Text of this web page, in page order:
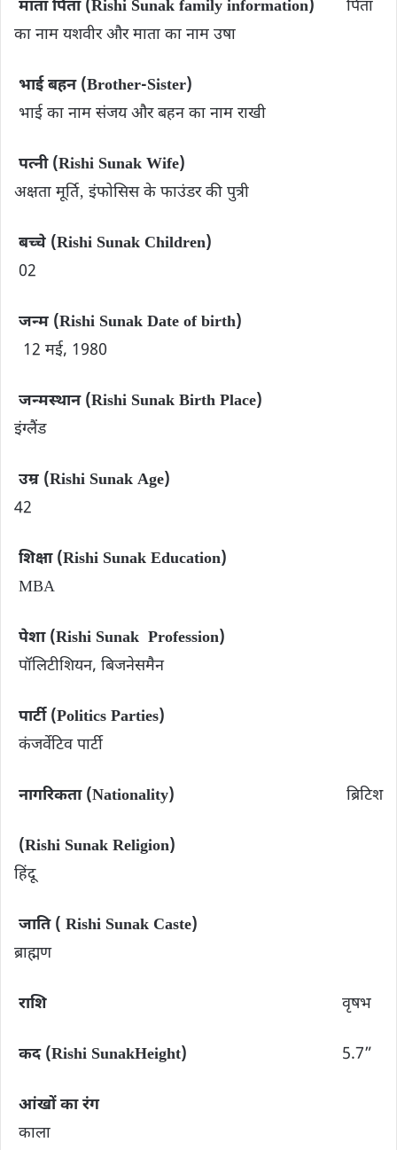
माता पिता (Rishi Sunak family information)
पिता
का नाम यशवीर और माता का नाम उषा
भाई बहन (Brother-Sister)
भाई का नाम संजय और बहन का नाम राखी
पत्नी (Rishi Sunak Wife)
अक्षता मूर्ति‚ इंफोसिस के फाउंडर की पुत्री
बच्चे (Rishi Sunak Children)
02
जन्म (Rishi Sunak Date of birth)
12 मई, 1980
जन्मस्थान (Rishi Sunak Birth Place)
इंग्लैंड
उम्र (Rishi Sunak Age)
42
शिक्षा (Rishi Sunak Education)
MBA
पेशा (Rishi Sunak Profession)
पॉलिटीशियन, बिजनेसमैन
पार्टी (Politics Parties)
कंजर्वेटिव पार्टी
नागरिकता (Nationality) ब्रिटिश
(Rishi Sunak Religion)
हिंदू
जाति ( Rishi Sunak Caste)
ब्राह्मण
राशि वृषभ
कद (Rishi SunakHeight) 5.7”
आंखों का रंग
काला